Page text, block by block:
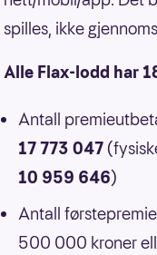
spilles, ikke
Alle Flax-lodd har
Antall
17 773 047
10 959 646)
Antall
500 000 kroner